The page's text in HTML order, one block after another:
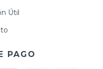
Útil
PAGO